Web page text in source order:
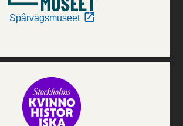
Spårvägsmuseet